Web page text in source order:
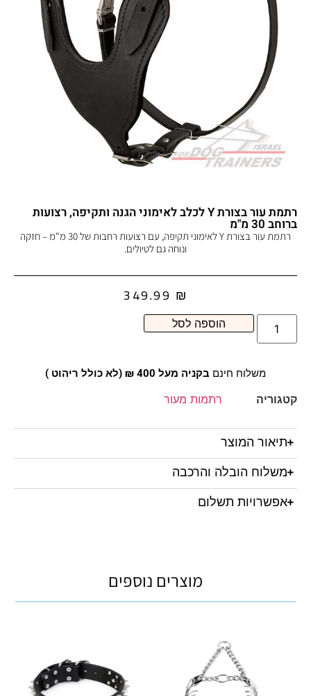
רתמת עור בצורת Y לכלב לאימוני הגנה ותקיפה, רצועות
ברוחב 30 מ"מ
רתמת עור בצורת Y לאימוני תקיפה, עם רצועות רחבות של 30 מ"מ – חזקה
ונוחה גם לטיולים.
349.99 ₪
הוספה לסל
משלוח חינם בקניה מעל 400 ₪ (לא כולל ריהוט )
קטגוריה רתמות מעור
תיאור המוצר
משלוח הובלה והרכבה
אפשרויות תשלום
מוצרים נוספים